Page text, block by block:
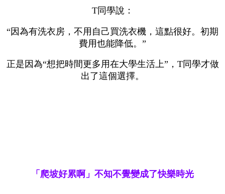
T同學說：
“因為有洗衣房，不用自己買洗衣機，這點很好。初期
費用也能降低。”
正是因為“想把時間更多用在大學生活上”，T同學才做
出了這個選擇。
「爬坡好累啊」不知不覺變成了快樂時光